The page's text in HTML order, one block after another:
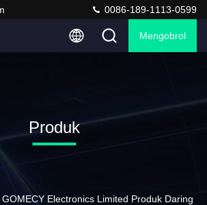
0086-189-1113-0599
Mengobrol
Produk
Electronics Limited Produk Daring